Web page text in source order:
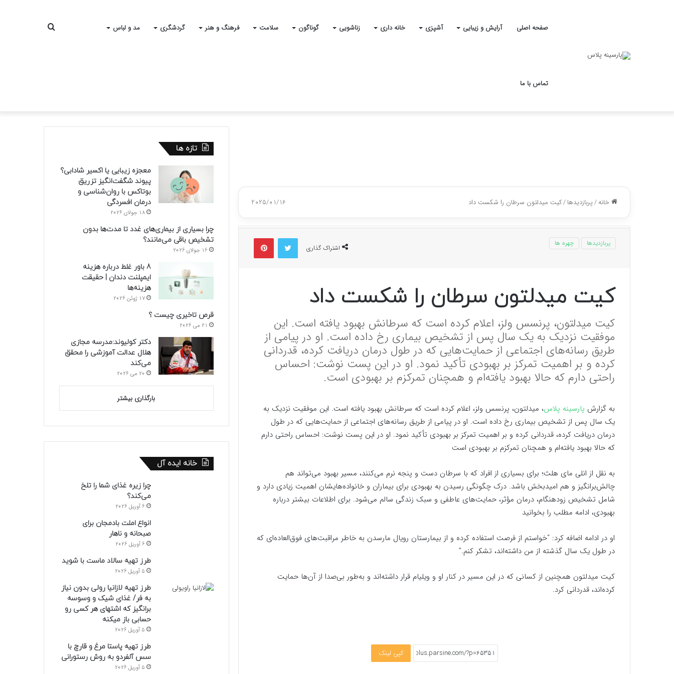
صفحه اصلی آرایش و زیبایی آشپزی خانه داری زناشویی گوناگون سلامت فرهنگ و هنر گردشگری مد و لباس
تماس با ما
جستجو
خانه/پربازدیدها/کیت میدلتون سرطان را شکست داد 2025/01/16
اشتراک گذاری
توییتر پینتریست
پربازدیدها چهره ها
کیت میدلتون سرطان را شکست داد
کیت میدلتون، پرنسس ولز، اعلام کرده است که سرطانش بهبود یافته است. این
موفقیت نزدیک به یک سال پس از تشخیص بیماری رخ داده است. او در پیامی از
طریق رسانه‌های اجتماعی از حمایت‌هایی که در طول درمان دریافت کرده، قدردانی
کرده و بر اهمیت تمرکز بر بهبودی تأکید نمود. او در این پست نوشت: احساس
راحتی دارم که حالا بهبود یافته‌ام و همچنان تمرکزم بر بهبودی است.
به گزارش پارسینه پلاس، میدلتون، پرنسس ولز، اعلام کرده است که سرطانش بهبود یافته است. این موفقیت نزدیک به
یک سال پس از تشخیص بیماری رخ داده است. او در پیامی از طریق رسانه‌های اجتماعی از حمایت‌هایی که در طول
درمان دریافت کرده، قدردانی کرده و بر اهمیت تمرکز بر بهبودی تأکید نمود. او در این پست نوشت: احساس راحتی دارم
که حالا بهبود یافته‌ام و همچنان تمرکزم بر بهبودی است
به نقل از انلی مای هلث؛ برای بسیاری از افراد که با سرطان دست و پنجه نرم می‌کنند، مسیر بهبود می‌تواند هم
چالش‌برانگیز و هم امیدبخش باشد. درک چگونگی رسیدن به بهبودی برای بیماران و خانواده‌هایشان اهمیت زیادی دارد و
شامل تشخیص زودهنگام، درمان مؤثر، حمایت‌های عاطفی و سبک زندگی سالم می‌شود. برای اطلاعات بیشتر درباره
بهبودی، ادامه مطلب را بخوانید
او در ادامه اضافه کرد: “خواستم از فرصت استفاده کرده و از بیمارستان رویال مارسدن به خاطر مراقبت‌های فوق‌العاده‌ای که
در طول یک سال گذشته از من داشته‌اند، تشکر کنم.”
کیت میدلتون همچنین از کسانی که در این مسیر در کنار او و ویلیام قرار داشته‌اند و به‌طور بی‌صدا از آن‌ها حمایت
کرده‌اند، قدردانی کرد.
کپی لینک
تازه ها
معجزه زیبایی یا اکسیر شادابی؟
پیوند شگفت‌انگیز تزریق
بوتاکس با روان‌شناسی و
درمان افسردگی
18 جولای 2026
چرا بسیاری از بیماری‌های غدد تا مدت‌ها بدون
تشخیص باقی می‌مانند؟
16 جولای 2026
8 باور غلط درباره هزینه
ایمپلنت دندان | حقیقت
هزینه‌ها
17 ژوئن 2026
قرص تاخیری چیست ؟
21 می 2026
دکتر کولیوند:مدرسه مجازی
هلال عدالت آموزشی را محقق
می‌کند
20 می 2026
بارگذاری بیشتر
خانه ایده آل
چرا زیره غذای شما را تلخ
می‌کند؟
6 آوریل 2026
انواع املت بادمجان برای
صبحانه و ناهار
6 آوریل 2026
طرز تهیه سالاد ماست با شوید
5 آوریل 2026
طرز تهیه لازانیا رولی بدون نیاز
به فر/ غذای شیک و وسوسه
برانگیز که اشتهای هر کسی رو
حسابی باز میکنه
5 آوریل 2026
طرز تهیه پاستا مرغ و قارچ با
سس آلفردو به روش رستورانی
5 آوریل 2026